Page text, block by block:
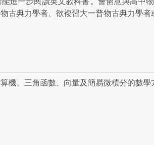
古典力學者、欲複習大一普物古典力學
機、三角函數、向量及簡易微積分的數